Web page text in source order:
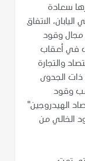
سعادة
الاتفاق
مجال وقود
في أعقاب
والتجارة
ذات الجدوى
وقود
الهيدروجين"
الخالي من